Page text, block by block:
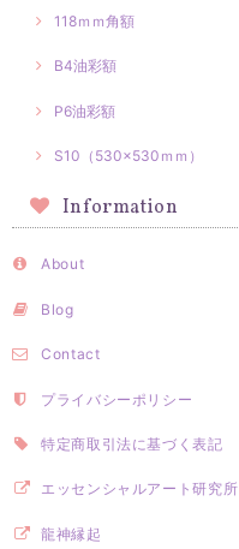
118ｍｍ角額
B4油彩額
P6油彩額
S10（530×530ｍｍ）
Information
About
Blog
Contact
プライバシーポリシー
特定商取引法に基づく表記
エッセンシャルアート研究所
龍神縁起